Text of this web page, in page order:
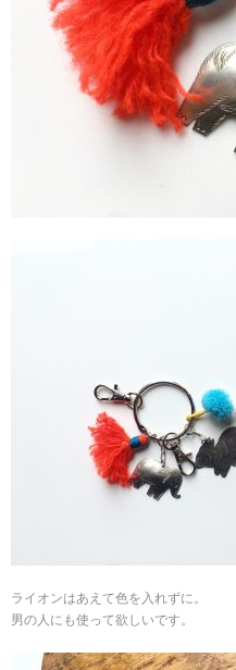
ライオンはあえて色を入れずに。
男の人にも使って欲しいです。